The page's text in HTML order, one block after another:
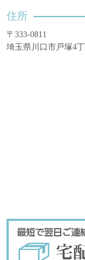
住所
〒333-0811
埼玉県川口市戸塚4